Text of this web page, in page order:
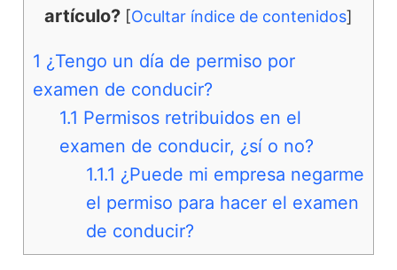
artículo? [Ocultar índice de contenidos]
1 ¿Tengo un día de permiso por
examen de conducir?
1.1 Permisos retribuidos en el
examen de conducir, ¿sí o no?
1.1.1 ¿Puede mi empresa negarme
el permiso para hacer el examen
de conducir?